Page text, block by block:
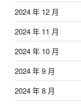
2024 年 12 月
2024 年 11 月
2024 年 10 月
2024 年 9 月
2024 年 8 月